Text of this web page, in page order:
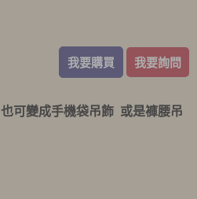
我要購買 我要詢問
也可變成手機袋吊飾 或是褲腰吊